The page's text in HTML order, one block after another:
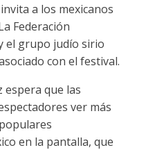
a los mexicanos
Federación
el grupo judío sirio
con el festival.
que las
ver más
en la pantalla, que